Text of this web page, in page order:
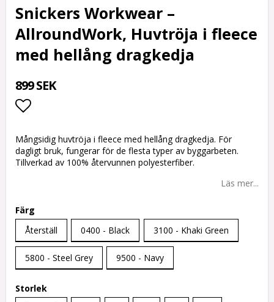
Snickers Workwear –
AllroundWork, Huvtröja i fleece
med hellång dragkedja
899 SEK
Lägg till i favoritlistan
Mångsidig huvtröja i fleece med hellång dragkedja. För
dagligt bruk, fungerar för de flesta typer av byggarbeten.
Tillverkad av 100% återvunnen polyesterfiber.
Läs mer...
Färg
Återställ
0400 - Black 3100 - Khaki Green
5800 - Steel Grey 9500 - Navy
Storlek